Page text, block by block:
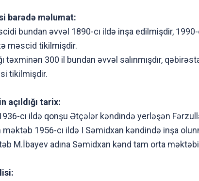
barədə məlumat:
bundan əvvəl 1890-cı ildə inşa edilmişdir,
məscid tikilmişdir.
təxminən 300 il bundan əvvəl salınmışdır,
tikilmişdir.
açıldığı tarix:
cı ildə qonşu Ətçələr kəndində yerləşən
məktəb 1956-cı ildə I Səmidxan kəndində inşa
M.İbayev adına Səmidxan kənd tam orta